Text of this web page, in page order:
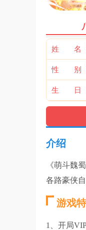
姓 名
性 别
生 日
介绍
《萌斗魏
各路豪侠
游戏
1、开局